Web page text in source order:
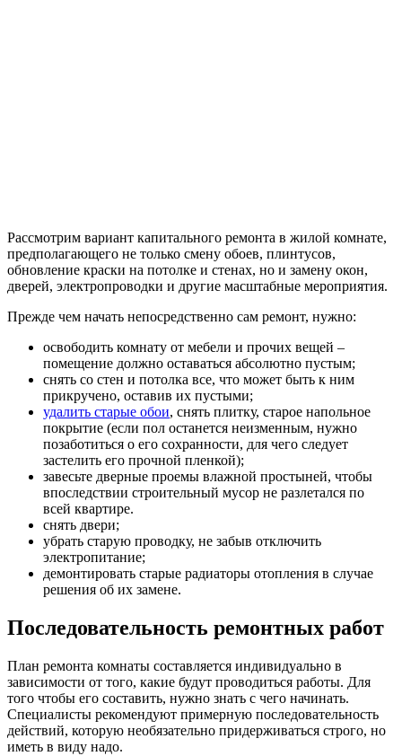
Рассмотрим вариант капитального ремонта в жилой комнате,
предполагающего не только смену обоев, плинтусов,
обновление краски на потолке и стенах, но и замену окон,
дверей, электропроводки и другие масштабные мероприятия.
Прежде чем начать непосредственно сам ремонт, нужно:
освободить комнату от мебели и прочих вещей –
помещение должно оставаться абсолютно пустым;
снять со стен и потолка все, что может быть к ним
прикручено, оставив их пустыми;
удалить старые обои, снять плитку, старое напольное
покрытие (если пол останется неизменным, нужно
позаботиться о его сохранности, для чего следует
застелить его прочной пленкой);
завесьте дверные проемы влажной простыней, чтобы
впоследствии строительный мусор не разлетался по
всей квартире.
снять двери;
убрать старую проводку, не забыв отключить
электропитание;
демонтировать старые радиаторы отопления в случае
решения об их замене.
Последовательность ремонтных работ
План ремонта комнаты составляется индивидуально в
зависимости от того, какие будут проводиться работы. Для
того чтобы его составить, нужно знать с чего начинать.
Специалисты рекомендуют примерную последовательность
действий, которую необязательно придерживаться строго, но
иметь в виду надо.